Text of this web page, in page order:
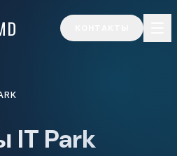
IT Park